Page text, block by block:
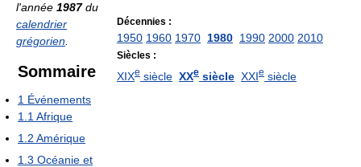
Décennies :
1950 1960 1970 1980 1990 2000 2010
Siècles :
XIXe siècle XXe siècle XXIe siècle
l'année 1987du
calendrier
grégorien
Sommaire
1 Événements
1.1 Afrique
1.2 Amérique
1.3 Océanie et